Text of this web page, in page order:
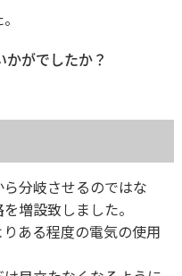
がでしたか？
分岐させるのではな
増設致しました。
ある程度の電気の使用